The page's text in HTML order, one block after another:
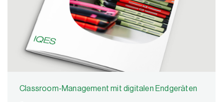
Classroom-Management mit digitalen Endgeräten